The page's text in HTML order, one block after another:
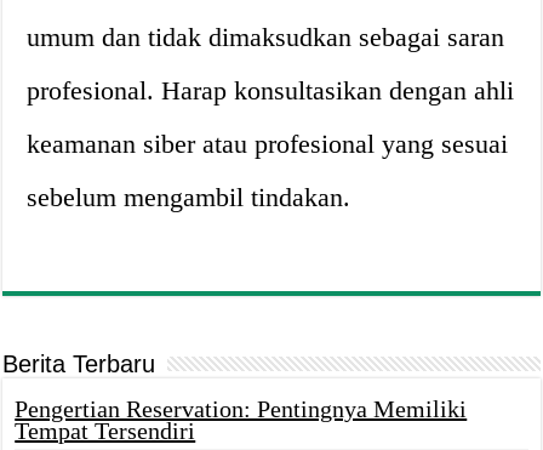
umum dan tidak dimaksudkan sebagai saran
profesional. Harap konsultasikan dengan ahli
keamanan siber atau profesional yang sesuai
sebelum mengambil tindakan.
Berita Terbaru
Pengertian Reservation: Pentingnya Memiliki
Tempat Tersendiri